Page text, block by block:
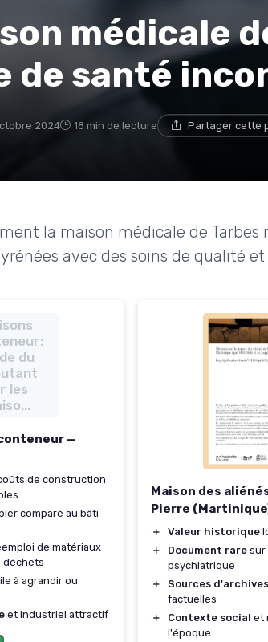
médicale
de santé
2024 18 min de lecture Partager cette
la maison médicale de Tarbes
avec des soins de qualité
du
les
—
de construction
comparé au bâti
de matériaux
déchets
à agrandir ou
et industriel attractif
Maison des
Pierre
＋ Valeur historique
＋
Document rare sur
psychiatrique
＋
Sources d'archives
factuelles
＋
Contexte social et
l'époque